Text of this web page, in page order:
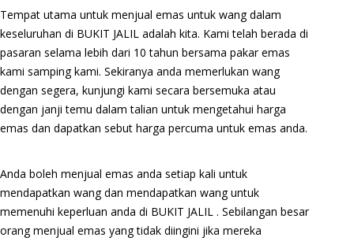
Tempat utama untuk menjual emas untuk wang dalam
keseluruhan di BUKIT JALIL adalah kita. Kami telah berada di
pasaran selama lebih dari 10 tahun bersama pakar emas
kami samping kami. Sekiranya anda memerlukan wang
dengan segera, kunjungi kami secara bersemuka atau
dengan janji temu dalam talian untuk mengetahui harga
emas dan dapatkan sebut harga percuma untuk emas anda.
Anda boleh menjual emas anda setiap kali untuk
mendapatkan wang dan mendapatkan wang untuk
memenuhi keperluan anda di BUKIT JALIL . Sebilangan besar
orang menjual emas yang tidak diingini jika mereka